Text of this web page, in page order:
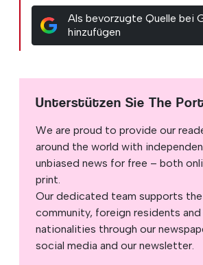
Als bevorzugte Quelle bei
hinzufügen
Unterstützen Sie The
We are proud to provide our
around the world with
unbiased news for free – both
print.
Our dedicated team supports
community, foreign residents
nationalities through our
social media and our newsletter.